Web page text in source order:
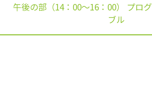
午後の部（14：00～16：00） プロ
ブル